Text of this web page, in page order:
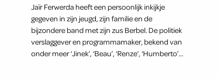
Jaïr Ferwerda heeft een persoonlijk inkijkje
gegeven in zijn jeugd, zijn familie en de
bijzondere band met zijn zus Berbel. De politiek
verslaggever en programmamaker, bekend van
onder meer ‘Jinek’, ‘Beau’, ‘Renze’, ‘Humberto’